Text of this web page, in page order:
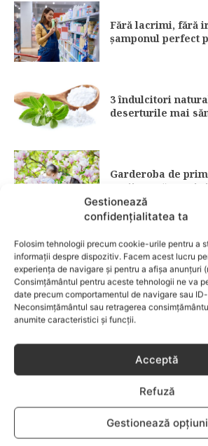
Gestionează
confidențialitatea ta
Folosim tehnologii precum cookie-urile pentru a
informații despre dispozitiv. Facem acest lucru
experiența de navigare și pentru a afișa anunțuri
Consimțământul pentru aceste tehnologii ne va
date precum comportamentul de navigare sau
Neconsimțământul sau retragerea
anumite caracteristici și funcții.
Acceptă
Refuză
Gestionează opțiuni
Fără lacrimi, fără
șamponul perfect
3 îndulcitori
deserturile mai
Garderoba de
copii: ce păstrezi
CATEGORII POPULARE
EVENIMENTE
LIFESTYLE
COPII
FAMILIA
DEZVOLTAREA COPILULUI
COMPORTAMENT